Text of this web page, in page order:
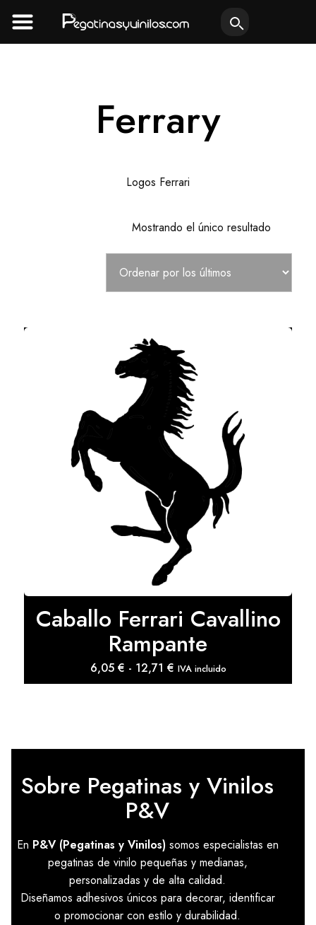
al
contenido
Ferrary
Logos Ferrari
Mostrando el único resultado
Caballo Ferrari Cavallino
Rampante
6,05 € - 12,71 €Rango
de
hasta
IVA incluido
Sobre Pegatinas y Vinilos
P&V
En P&V (Pegatinas y Vinilos)somos especialistas en
pegatinas de vinilo pequeñas y medianas,
personalizadas y de alta calidad.
Diseñamos adhesivos únicos para decorar, identificar
o promocionar con estilo y durabilidad.